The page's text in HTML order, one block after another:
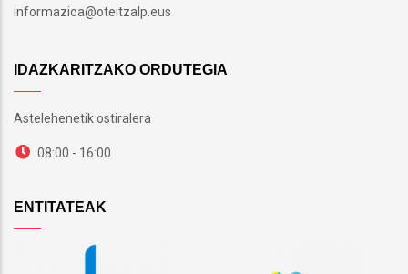
informazioa@oteitzalp.eus
IDAZKARITZAKO ORDUTEGIA
Astelehenetik ostiralera
08:00 - 16:00
ENTITATEAK